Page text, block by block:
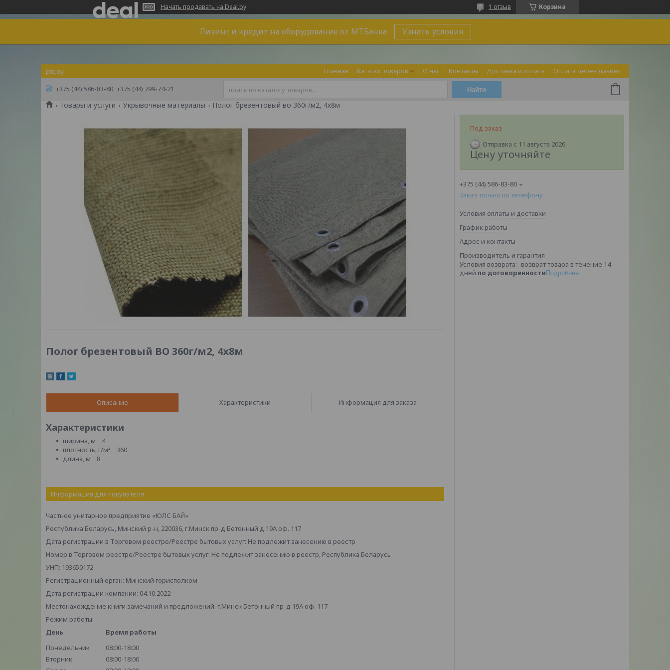
Начать продавать на Deal.by Корзина
1 отзыв
Лизинг и кредит на оборудование от МТБанка Узнать условия
ptc.by Главная Каталог товаров О нас Контакты Доставка и оплата Оплата через лизинг
+375 (44) 586-83-80 +375 (44) 799-74-21 Найти
Товары и услуги Укрывочные материалы Полог брезентовый во 360г/м2, 4х8м
Полог брезентовый ВО 360г/м2, 4х8м
Описание Характеристики Информация для заказа
Характеристики
ширина, м 4
плотность, г/м² 360
длина, м 8
Информация для покупателя
Частное унитарное предприятие «ЮЛС БАЙ»
Республика Беларусь, Минский р-н, 220036, г.Минск пр-д Бетонный д.19А оф. 117
Дата регистрации в Торговом реестре/Реестре бытовых услуг: Не подлежит занесению в реестр
Номер в Торговом реестре/Реестре бытовых услуг: Не подлежит занесению в реестр, Республика Беларусь
УНП: 193650172
Регистрационный орган: Минский горисполком
Дата регистрации компании: 04.10.2022
Местонахождение книги замечаний и предложений: г.Минск Бетонный пр-д 19А оф. 117
Режим работы:
День
Время работы
Понедельник
08:00-18:00
Вторник
08:00-18:00
Под заказ
Отправка с 11 августа 2026
Цену уточняйте
+375 (44) 586-83-80
Заказ только по телефону
Условия оплаты и доставки
График работы
Адрес и контакты
Производитель и гарантия
возврат товара в течение 14
дней по договоренности Подробнее